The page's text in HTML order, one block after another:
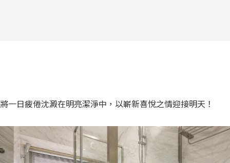
將一日疲倦沈澱在明亮潔淨中，以嶄新喜悅之情迎接明天！